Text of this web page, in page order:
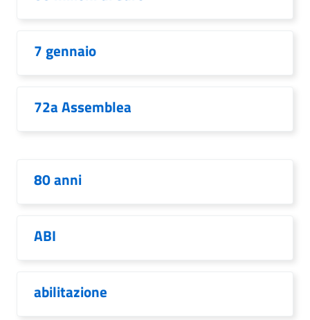
7 gennaio
72a Assemblea
80 anni
ABI
abilitazione